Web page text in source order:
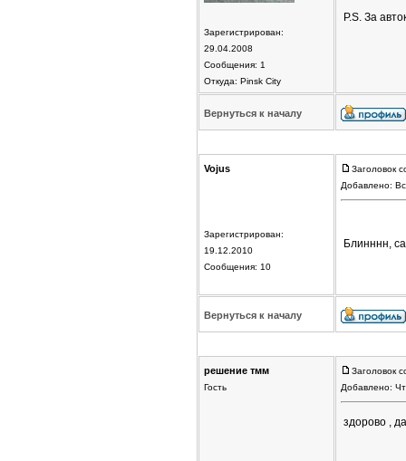
Зарегистрирован:
29.04.2008
Сообщения: 1
Откуда: Pinsk City
P.S. За
Вернуться к началу
Vojus
Зарегистрирован:
19.12.2010
Сообщения: 10
Заголовок
Добавлено:
Блинннн,
Вернуться к началу
решение тмм
Гость
Заголовок
Добавлено:
здорово ,